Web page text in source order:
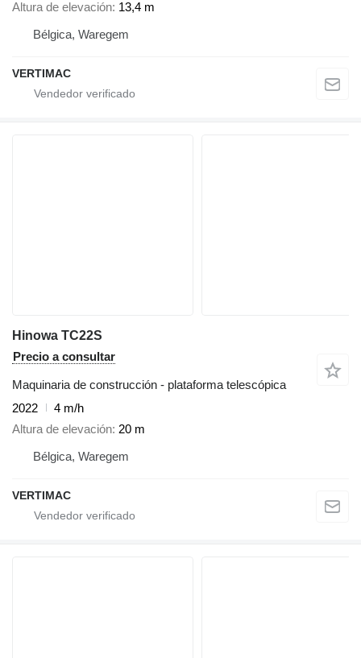
Altura de elevación 13,4 m
Bélgica, Waregem
VERTIMAC
Hinowa TC22S
Precio a consultar
Maquinaria de construcción - plataforma telescópica
2022
4 m/h
Altura de elevación 20 m
Bélgica, Waregem
VERTIMAC